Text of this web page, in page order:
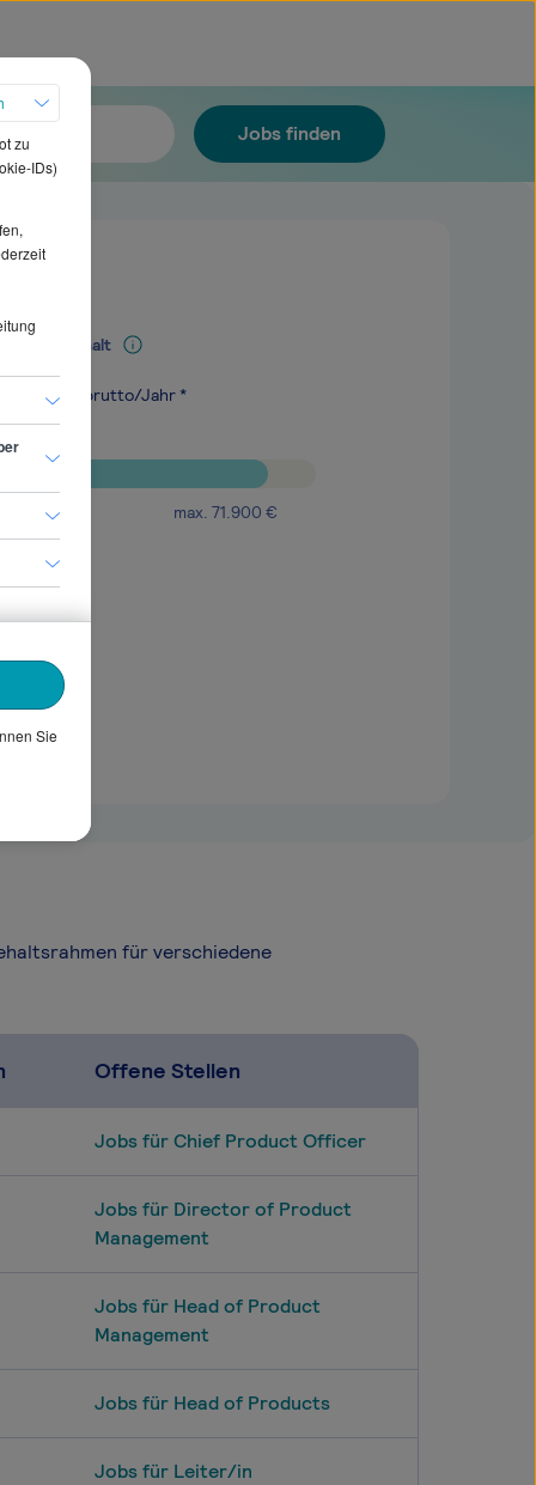
Jobs finden
Mediangehalt
€ brutto/Jahr *
max. 71.900 €
für verschiedene
Offene Stellen
Jobs für Chief Product Officer
Jobs für Director of Product
Management
Jobs für Head of Product
Management
Jobs für Head of Products
Jobs für Leiter/in
zu
IDs)
Sie